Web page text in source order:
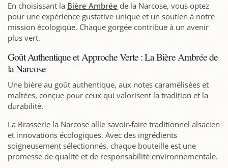
En choisissant la Bière Ambrée de la Narcose, vous optez
pour une expérience gustative unique et un soutien à notre
mission écologique. Chaque gorgée contribue à un avenir
plus vert.
Goût Authentique et Approche Verte : La Bière Ambrée de
la Narcose
Une bière au goût authentique, aux notes caramélisées et
maltées, conçue pour ceux qui valorisent la tradition et la
durabilité.
La Brasserie la Narcose allie savoir-faire traditionnel alsacien
et innovations écologiques. Avec des ingrédients
soigneusement sélectionnés, chaque bouteille est une
promesse de qualité et de responsabilité environnementale.